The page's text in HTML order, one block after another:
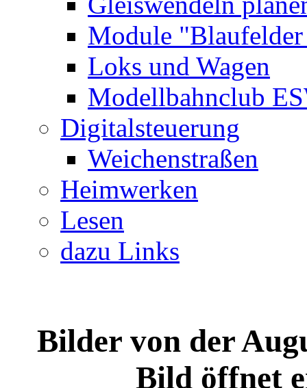
Module
Loks und Wagen
Modellbahnclub
Digitalsteuerung
Weichenstraßen
Heimwerken
Lesen
dazu Links
Bilder von der
Bild öffnet